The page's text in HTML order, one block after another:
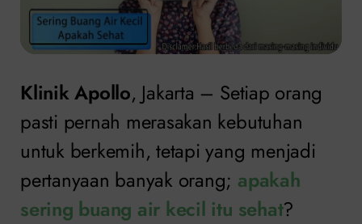
Klinik Apollo, Jakarta – Setiap orang
pasti pernah merasakan kebutuhan
untuk berkemih, tetapi yang menjadi
pertanyaan banyak orang; apakah
sering buang air kecil itu sehat?